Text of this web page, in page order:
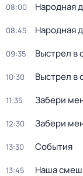
08:00 Народная
08:45 Народная
09:35 Выстрел в
10:30 Выстрел в
11:35 Забери
12:30 Забери
13:30 События
13:45 Наша